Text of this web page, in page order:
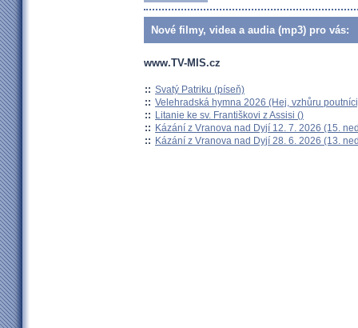
Nové filmy, videa a audia (mp3) pro vás:
www.TV-MIS.cz
:: Svatý Patriku (píseň)
:: Velehradská hymna 2026 (Hej, vzhůru
:: Litanie ke sv. Františkovi z Assisi ()
:: Kázání z Vranova nad Dyjí 12. 7. 2026 (15.
:: Kázání z Vranova nad Dyjí 28. 6. 2026 (13.